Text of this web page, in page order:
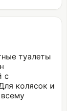
туалеты
с
колясок и